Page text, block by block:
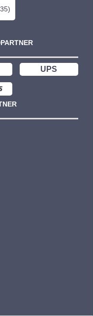
UPS